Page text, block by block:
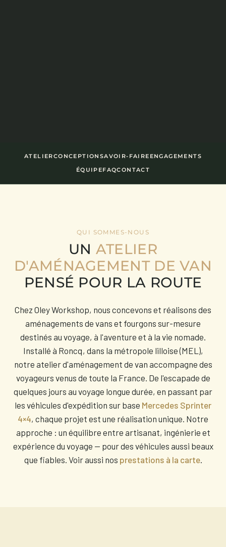
ATELIERCONCEPTION SAVOIR-FAIRE ENGAGEMENTS
ÉQUIPEFAQCONTACT
QUI SOMMES-NOUS
UN ATELIER
D'AMÉNAGEMENT DE VAN
PENSÉ POUR LA ROUTE
Chez Oley Workshop, nous concevons et réalisons des
aménagements de vans et fourgons sur-mesure
destinés au voyage, à l'aventure et à la vie nomade.
Installé à Roncq, dans la métropole lilloise (MEL),
notre atelier d'aménagement de van accompagne des
voyageurs venus de toute la France. De l'escapade de
quelques jours au voyage longue durée, en passant par
les véhicules d'expédition sur base Mercedes Sprinter
4×4, chaque projet est une réalisation unique. Notre
approche : un équilibre entre artisanat, ingénierie et
expérience du voyage — pour des véhicules aussi beaux
que fiables. Voir aussi nos prestations à la carte.